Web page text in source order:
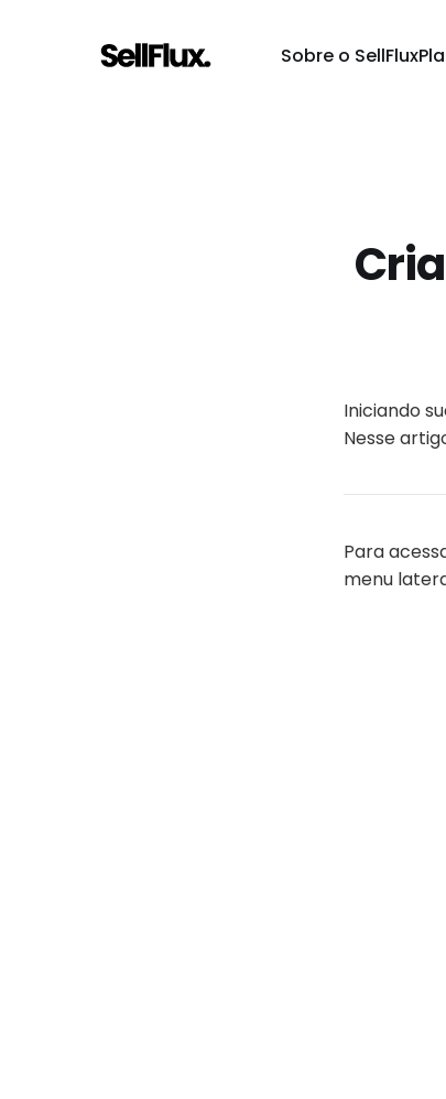
Sobre o SellFlux
Iniciando
Nesse
Para
menu